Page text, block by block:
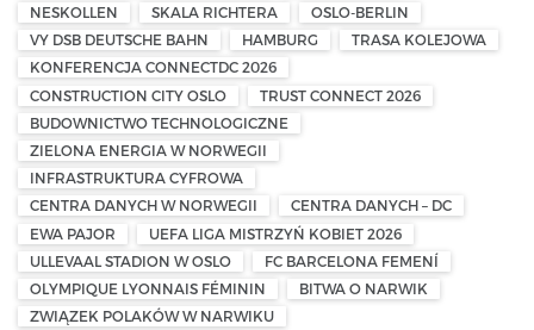
NESKOLLEN
SKALA RICHTERA
OSLO-BERLIN
VY DSB DEUTSCHE BAHN
HAMBURG
TRASA KOLEJOWA
KONFERENCJA CONNECTDC 2026
CONSTRUCTION CITY OSLO
TRUST CONNECT 2026
BUDOWNICTWO TECHNOLOGICZNE
ZIELONA ENERGIA W NORWEGII
INFRASTRUKTURA CYFROWA
CENTRA DANYCH W NORWEGII
CENTRA DANYCH – DC
EWA PAJOR
UEFA LIGA MISTRZYŃ KOBIET 2026
ULLEVAAL STADION W OSLO
FC BARCELONA FEMENÍ
OLYMPIQUE LYONNAIS FÉMININ
BITWA O NARWIK
ZWIĄZEK POLAKÓW W NARWIKU